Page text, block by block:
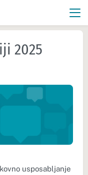
2025
usposabljanje